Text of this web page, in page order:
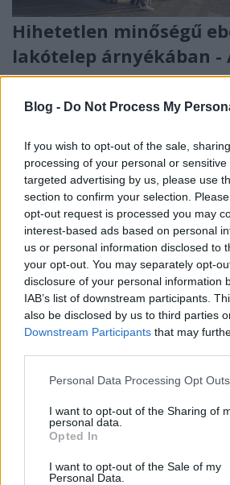
Blog - Do Not Process My
If you wish to opt-out of the sale,
processing of your personal or
targeted advertising by us, please use
section to confirm your selection.
opt-out request is processed you may
interest-based ads based on personal
us or personal information disclosed to
your opt-out. You may separately opt-
disclosure of your personal information
IAB’s list of downstream participants.
also be disclosed by us to third parties
Downstream Participants that may
Please note that this website/app uses
not limited to your visit or usage
grant or deny consent to Google and its
use your data for below specified
consent section.
Personal Data Processing Opt Outs
I want to opt-out of the Sharing of
personal data.
Opted In
I want to opt-out of the Sale of my
Personal Data.
Hihetetlen minőségű
lakótelep árnyékában -
szucsadam•2020. január 14.
elkényeztetne minket
oldalon még a Kéhli vendéglő
Mi a fene az a kínai
Happy Panda